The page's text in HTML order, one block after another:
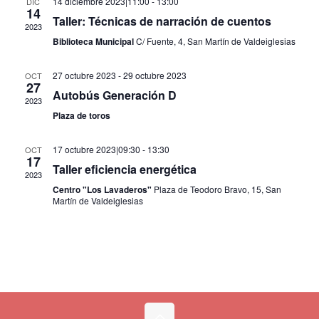
14
2023 Taller: Técnicas de narración de cuentos
Biblioteca MunicipalC/ Fuente, 4, San Martín de Valdeiglesias
OCT
27
2023
27 octubre 2023 -29 octubre 2023
Autobús Generación D
Plaza de toros
OCT
17
2023
17 octubre 2023|09:30 - 13:30
Taller eficiencia energética
Centro "Los Lavaderos" Plaza de Teodoro Bravo, 15, San
Martín de Valdeiglesias